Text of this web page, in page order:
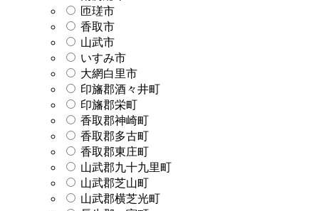
匝瑳市
香取市
山武市
いすみ市
大網白里市
印旛郡酒々井町
印旛郡栄町
香取郡神崎町
香取郡多古町
香取郡東庄町
山武郡九十九里町
山武郡芝山町
山武郡横芝光町